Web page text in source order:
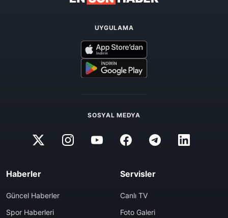
UYGULAMA
SOSYAL MEDYA
Haberler
Güncel Haberler
Spor Haberleri
Servisler
Canlı TV
Foto Galeri